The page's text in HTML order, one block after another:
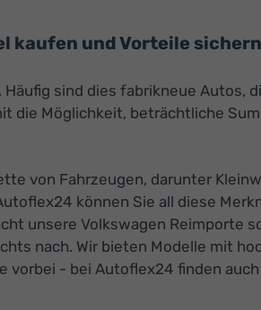
kaufen und Vorteile sichern
sind dies fabrikneue Autos,
die Möglichkeit, beträchtliche
von Fahrzeugen, darunter
können Sie all diese
unsere Volkswagen Reimporte
nach. Wir bieten Modelle mit
vorbei - bei Autoflex24 finden